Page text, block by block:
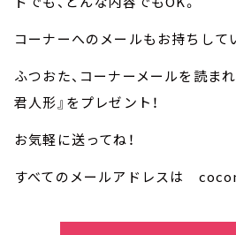
コーナーへのメールもお持ちして
ふつおた、コーナーメールを読ま
君人形』をプレゼント！
お気軽に送ってね！
すべてのメールアドレスは